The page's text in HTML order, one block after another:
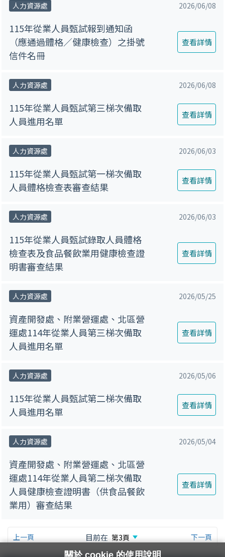
人力資源處 2026/06/08
115年從業人員甄試報到通知函
（應通過體格／健康檢查）之掛號
信件名冊
查看詳情
人力資源處 2026/06/08
115年從業人員甄試第三梯次備取
人員進用名單
查看詳情
人力資源處 2026/06/03
115年從業人員甄試第一梯次備取
人員體格檢查表審查結果
查看詳情
人力資源處 2026/06/03
115年從業人員甄試錄取人員體格
檢查表及食品餐飲業用健康檢查證
明書審查結果
查看詳情
人力資源處 2026/05/25
資產開發處、附業營運處、北區營
運處114年從業人員第三梯次備取
人員進用名單
查看詳情
人力資源處 2026/05/06
115年從業人員甄試第二梯次備取
人員進用名單
查看詳情
人力資源處 2026/05/04
資產開發處、附業營運處、北區營
運處114年從業人員第二梯次備取
人員健康檢查證明書（供食品餐飲
業用）審查結果
查看詳情
上一頁 目前在
下一頁
關於 cookie 的使用說明